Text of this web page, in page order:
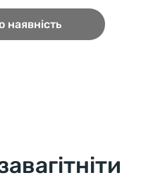
наявність